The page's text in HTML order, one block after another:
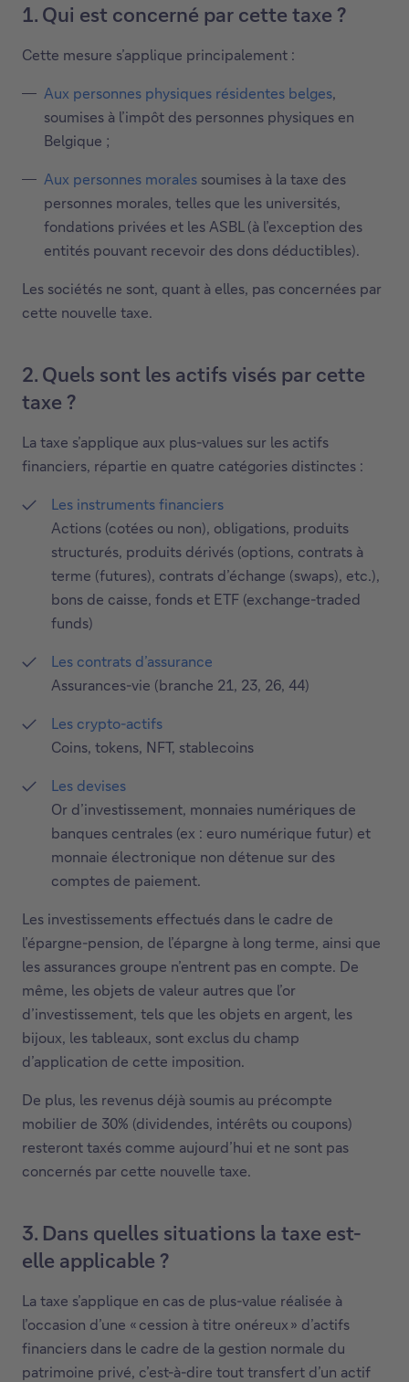
1. Qui est concerné par cette taxe ?
Cette mesure s’applique principalement :
Aux personnes physiques résidentes belges,
soumises à l’impôt des personnes physiques en
Belgique ;
Aux personnes morales soumises à la taxe des
personnes morales, telles que les universités,
fondations privées et les ASBL (à l’exception des
entités pouvant recevoir des dons déductibles).
Les sociétés ne sont, quant à elles, pas concernées par
cette nouvelle taxe.
2. Quels sont les actifs visés par cette
taxe ?
La taxe s’applique aux plus-values sur les actifs
financiers, répartie en quatre catégories distinctes :
Les instruments financiers
Actions (cotées ou non), obligations, produits
structurés, produits dérivés (options, contrats à
terme (futures), contrats d’échange (swaps), etc.),
bons de caisse, fonds et ETF (exchange-traded
funds)
Les contrats d’assurance
Assurances-vie (branche 21, 23, 26, 44)
Les crypto-actifs
Coins, tokens, NFT, stablecoins
Les devises
Or d’investissement, monnaies numériques de
banques centrales (ex : euro numérique futur) et
monnaie électronique non détenue sur des
comptes de paiement.
Les investissements effectués dans le cadre de
l’épargne-pension, de l’épargne à long terme, ainsi que
les assurances groupe n’entrent pas en compte. De
même, les objets de valeur autres que l’or
d’investissement, tels que les objets en argent, les
bijoux, les tableaux, sont exclus du champ
d’application de cette imposition.
De plus, les revenus déjà soumis au précompte
mobilier de 30% (dividendes, intérêts ou coupons)
resteront taxés comme aujourd’hui et ne sont pas
concernés par cette nouvelle taxe.
3. Dans quelles situations la taxe est-
elle applicable ?
La taxe s’applique en cas de plus-value réalisée à
l’occasion d’une « cession à titre onéreux » d’actifs
financiers dans le cadre de la gestion normale du
patrimoine privé, c’est-à-dire tout transfert d’un actif